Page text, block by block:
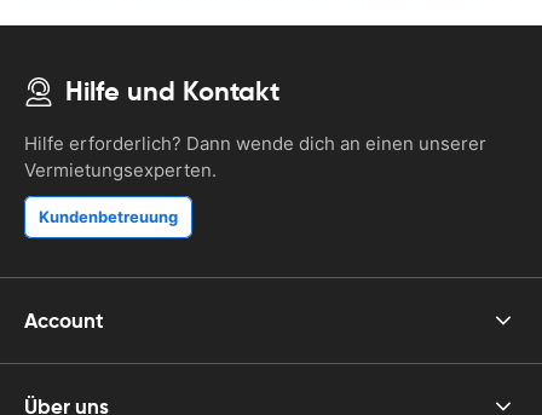
Hilfe und Kontakt
Hilfe erforderlich? Dann wende dich an einen unserer
Vermietungsexperten.
Kundenbetreuung
Account
Über uns